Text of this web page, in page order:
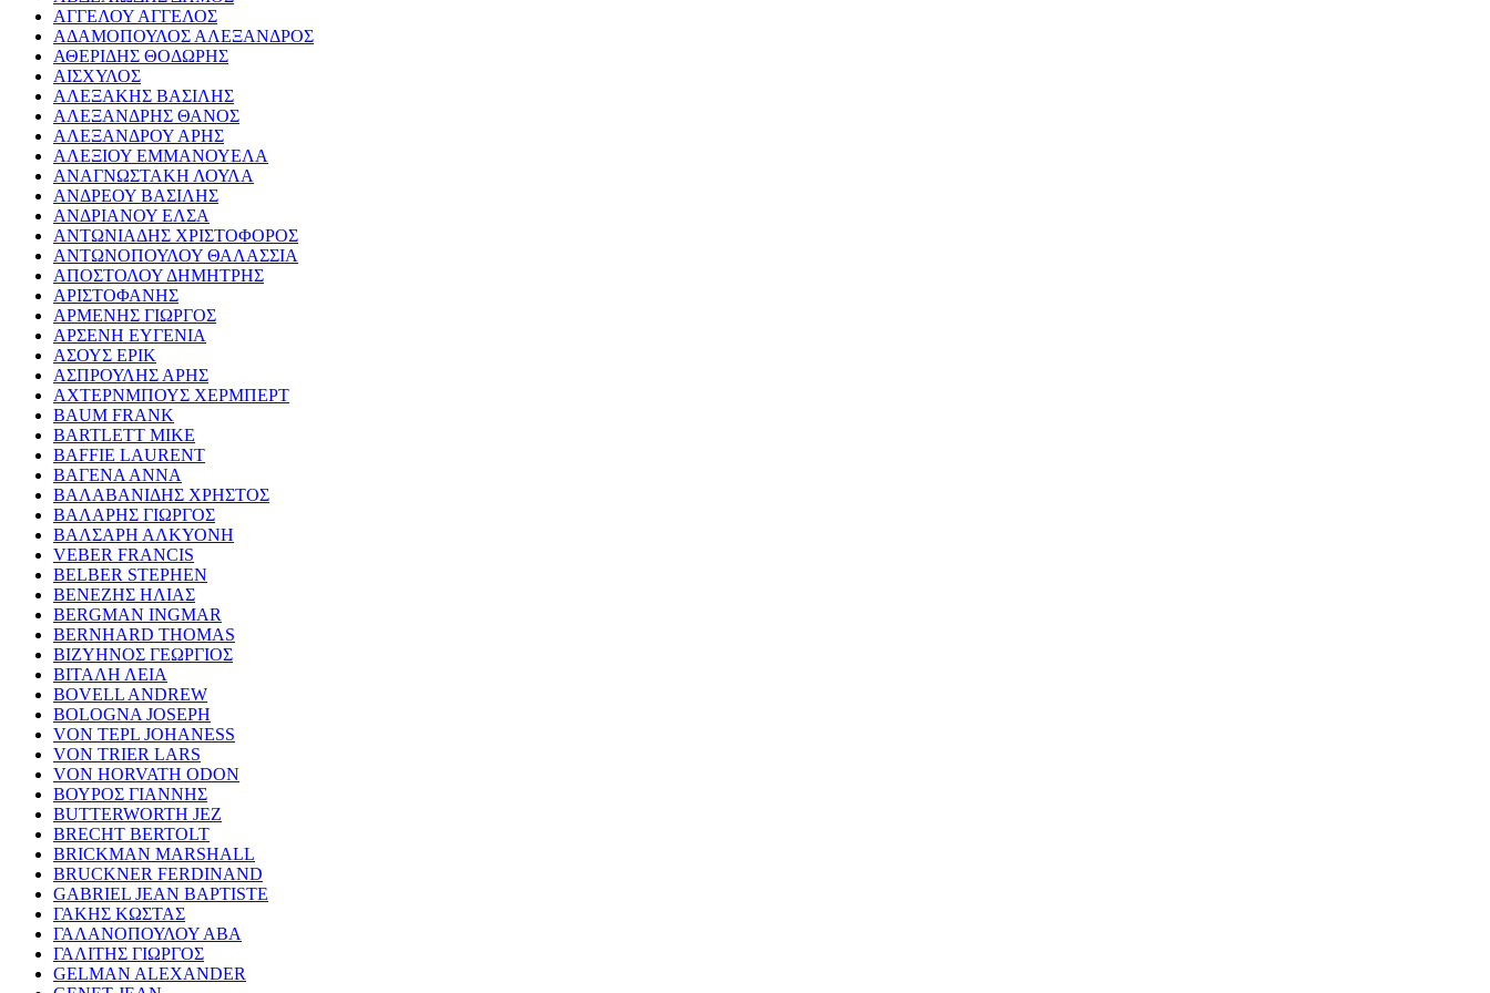
ΑΓΓΕΛΟΥ ΑΓΓΕΛΟΣ
ΑΔΑΜΟΠΟΥΛΟΣ ΑΛΕΞΑΝΔΡΟΣ
ΑΘΕΡΙΔΗΣ ΘΟΔΩΡΗΣ
ΑΙΣΧΥΛΟΣ
ΑΛΕΞΑΚΗΣ ΒΑΣΙΛΗΣ
ΑΛΕΞΑΝΔΡΗΣ ΘΑΝΟΣ
ΑΛΕΞΑΝΔΡΟΥ ΑΡΗΣ
ΑΛΕΞΙΟΥ ΕΜΜΑΝΟΥΕΛΑ
ΑΝΑΓΝΩΣΤΑΚΗ ΛΟΥΛΑ
ΑΝΔΡΕΟΥ ΒΑΣΙΛΗΣ
ΑΝΔΡΙΑΝΟΥ ΕΛΣΑ
ΑΝΤΩΝΙΑΔΗΣ ΧΡΙΣΤΟΦΟΡΟΣ
ΑΝΤΩΝΟΠΟΥΛΟΥ ΘΑΛΑΣΣΙΑ
ΑΠΟΣΤΟΛΟΥ ΔΗΜΗΤΡΗΣ
ΑΡΙΣΤΟΦΑΝΗΣ
ΑΡΜΕΝΗΣ ΓΙΩΡΓΟΣ
ΑΡΣΕΝΗ ΕΥΓΕΝΙΑ
ΑΣΟΥΣ ΕΡΙΚ
ΑΣΠΡΟΥΛΗΣ ΑΡΗΣ
ΑΧΤΕΡΝΜΠΟΥΣ ΧΕΡΜΠΕΡΤ
BAUM FRANK
BARTLETT MIKE
BAFFIE LAURENT
ΒΑΓΕΝΑ ΑΝΝΑ
ΒΑΛΑΒΑΝΙΔΗΣ ΧΡΗΣΤΟΣ
ΒΑΛΑΡΗΣ ΓΙΩΡΓΟΣ
ΒΑΛΣΑΡΗ ΑΛΚΥΟΝΗ
VEBER FRANCIS
BELBER STEPHEN
ΒΕΝΕΖΗΣ ΗΛΙΑΣ
BERGMAN INGMAR
BERNHARD THOMAS
ΒΙΖΥΗΝΟΣ ΓΕΩΡΓΙΟΣ
ΒΙΤΑΛΗ ΛΕΙΑ
BOVELL ANDREW
BOLOGNA JOSEPH
VON TEPL JOHANESS
VON TRIER LARS
VON HORVATH ODON
ΒΟΥΡΟΣ ΓΙΑΝΝΗΣ
BUTTERWORTH JEZ
BRECHT BERTOLT
BRICKMAN MARSHALL
BRUCKNER FERDINAND
GABRIEL JEAN BAPTISTE
ΓΑΚΗΣ ΚΩΣΤΑΣ
ΓΑΛΑΝΟΠΟΥΛΟΥ ΑΒΑ
ΓΑΛΙΤΗΣ ΓΙΩΡΓΟΣ
GELMAN ALEXANDER